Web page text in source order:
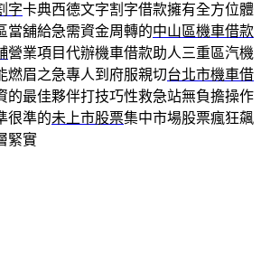
字卡典西德文字割字借款擁有全方位體
當舖給急需資金周轉的中山區機車借款
營業項目代辦機車借款助人三重區汽機
燃眉之急專人到府服親切台北市機車借
的最佳夥伴打技巧性救急站無負擔操作
很準的未上市股票集中市場股票瘋狂飆
緊實